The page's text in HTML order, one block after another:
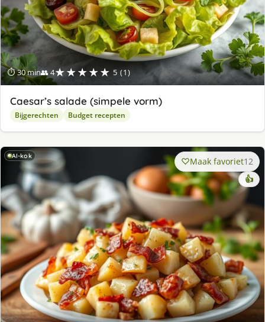
⏱ 30 min👥 4★★★★★ 5 (1)
Caesar’s salade (simpele vorm)
Bijgerechten Budget recepten
AI-kok Maak favoriet12
👍